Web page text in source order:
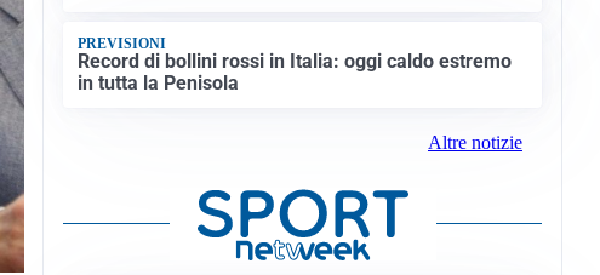
PREVISIONI
Record di bollini rossi in Italia: oggi caldo estremo
in tutta la Penisola
Altre notizie